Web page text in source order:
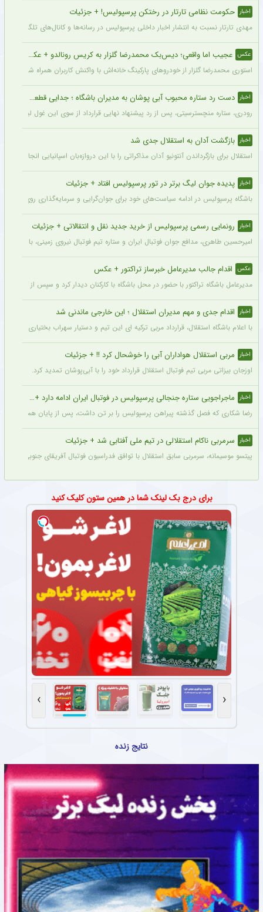
اخبار حکومت نظامی تارتار در رختکن پرسپولیس! + جزئیات
مهدی تارتار نسبت به انتشار اخبار داخلی پرسپولیس در رسانه‌ها و کانال‌های تلگرامی
عکس عجیب اما واقعی؛ دیس‌بک محمدرضا گلزار به کریس رونالدو + عکس
استوری محمدرضا گلزار از خودروهای پارکینگ خانه‌اش با واکنش کاربران همراه شده و
اخبار دست رد ستاره محبوب آبی پوشان به مدیران باشگاه ؛ جدایی قطعی است !
رودری، ستاره منچسترسیتی، پس از رد پیشنهاد نهایی قرارداد از سوی این غول لیگ
اخبار بازگشت آدان به استقلال جدی شد
استقلال برای بازگرداندن آنتونیو آدان مذاکراتی را با این دروازه‌بان اسپانیایی انجام داده و قرار است مذاکرات اوایل هفته نهایی
اخبار پدیده جوان لیگ برتر در تور پرسپولیس افتاد + جزئیات
باشگاه پرسپولیس در ادامه سیاست‌های خود برای جوان‌گرایی و سرمایه‌گذاری روی استعدادهای آینده فوتبال
اخبار رونمایی رسمی پرسپولیس از خرید جدید نقل و انتقالاتی + جزئیات
امیرحسین طاهری، مدافع جوان فوتبال ایران و ستاره تیم فوتبال نیروی زمینی، با
عکس اقدام جالب مدیرعامل خبرساز تراکتور + عکس
مدیرعامل باشگاه تراکتور با حضور در محل باشگاه با کارکنان دیدار کرد و سپس از کمپ
اخبار اقدام جدی و مهم مدیران استقلال ؛ این خارجی ماندنی شد
با اعلام باشگاه استقلال، قرارداد مربی ترکیه ای این تیم و دستیار سهراب بختیاری زاده
اخبار مربی استقلال هواداران آبی را خوشحال کرد !! + جزئیات
اوزجان بیزاتی مربی تیم فوتبال استقلال قرارداد خود را با آبی‌پوشان تمدید کرد.
اخبار ماجراجویی ستاره جنجالی پرسپولیس در فوتبال ایران ادامه دارد + جزئیات
رضا شکاری که فصل گذشته پیراهن پرسپولیس را بر تن داشت، پس از پایان همکاری با
اخبار سرمربی ناکام استقلالی در تیم ملی آفتابی شد + جزئیات
پیتسو موسیمانه، سرمربی سابق استقلال با توافق فدراسیون فوتبال آفریقای جنوبی
برای درج بک لینک شما در همین ستون کلیک کنید
‹
›
نتایج زنده